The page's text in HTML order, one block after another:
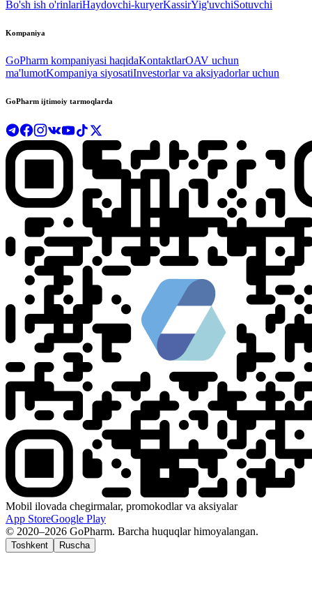
Bo'sh ish o'rinlariHaydovchi-kuryerKassirYig'uvchiSotuvchi
Kompaniya
GoPharm kompaniyasi haqidaKontaktlarOAV uchun
ma'lumotKompaniya siyosatiInvestorlar va aksiyadorlar uchun
GoPharm ijtimoiy tarmoqlarda
Mobil ilovada chegirmalar, promokodlar va aksiyalar
App StoreGoogle Play
© 2020–2026 GoPharm. Barcha huquqlar himoyalangan.
Toshkent Ruscha